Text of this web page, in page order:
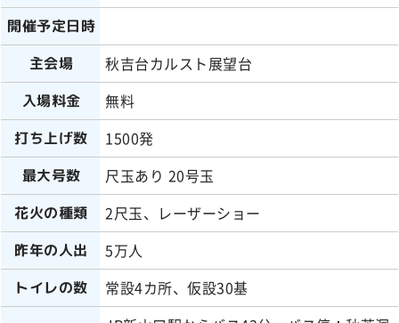
開催予定日時
主会場
秋吉台カルスト展望台
入場料金 無料
打ち上げ数 1500発
最大号数 尺玉あり 20号玉
花火の種類 2尺玉、レーザーショー
昨年の人出 5万人
トイレの数 常設4カ所、仮設30基